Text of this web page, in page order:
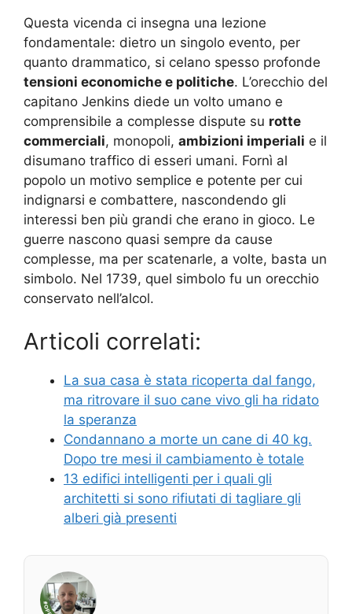
Questa vicenda ci insegna una lezione
fondamentale: dietro un singolo evento, per
quanto drammatico, si celano spesso profonde
tensioni economiche e politiche. L’orecchio del
capitano Jenkins diede un volto umano e
comprensibile a complesse dispute su rotte
commerciali, monopoli, ambizioni imperiali e il
disumano traffico di esseri umani. Fornì al
popolo un motivo semplice e potente per cui
indignarsi e combattere, nascondendo gli
interessi ben più grandi che erano in gioco. Le
guerre nascono quasi sempre da cause
complesse, ma per scatenarle, a volte, basta un
simbolo. Nel 1739, quel simbolo fu un orecchio
conservato nell’alcol.
Articoli correlati:
La sua casa è stata ricoperta dal fango,
ma ritrovare il suo cane vivo gli ha ridato
la speranza
Condannano a morte un cane di 40 kg.
Dopo tre mesi il cambiamento è totale
13 edifici intelligenti per i quali gli
architetti si sono rifiutati di tagliare gli
alberi già presenti